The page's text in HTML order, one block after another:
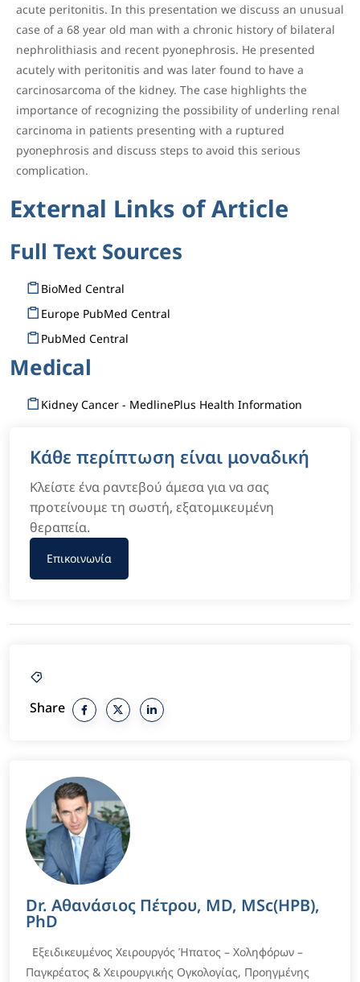
acute peritonitis. In this presentation we discuss an unusual
case of a 68 year old man with a chronic history of bilateral
nephrolithiasis and recent pyonephrosis. He presented
acutely with peritonitis and was later found to have a
carcinosarcoma of the kidney. The case highlights the
importance of recognizing the possibility of underling renal
carcinoma in patients presenting with a ruptured
pyonephrosis and discuss steps to avoid this serious
complication.
External Links of Article
Full Text Sources
BioMed Central
Europe PubMed Central
PubMed Central
Medical
Kidney Cancer - MedlinePlus Health Information
Κάθε περίπτωση είναι μοναδική
Κλείστε ένα ραντεβού άμεσα για να σας
προτείνουμε τη σωστή, εξατομικευμένη
θεραπεία.
Επικοινωνία
Share
Dr. Αθανάσιος Πέτρου, MD, MSc(HPB),
PhD
Εξειδικευμένος Χειρουργός Ήπατος – Χοληφόρων –
Παγκρέατος & Χειρουργικής Ογκολογίας, Προηγμένης